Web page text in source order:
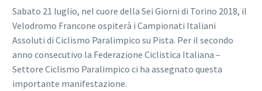
Sabato 21 luglio, nel cuore della Sei Giorni di Torino 2018, il
Velodromo Francone ospiterà i Campionati Italiani
Assoluti di Ciclismo Paralimpico su Pista. Per il secondo
anno consecutivo la Federazione Ciclistica Italiana –
Settore Ciclismo Paralimpico ci ha assegnato questa
importante manifestazione.